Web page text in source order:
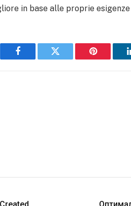
in base alle proprie
Facebook Twitter Pinterest